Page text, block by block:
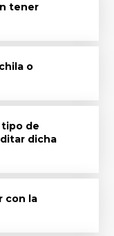
tener
o
de
dicha
con la